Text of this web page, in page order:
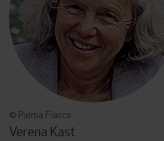
© Palma Fiacco
Verena Kast